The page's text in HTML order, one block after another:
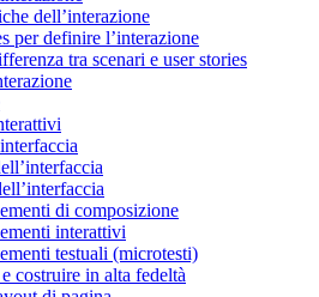
dell’interazione
per definire l’interazione
tra scenari e user stories
di composizione
interattivi
testuali (microtesti)
costruire in alta fedeltà